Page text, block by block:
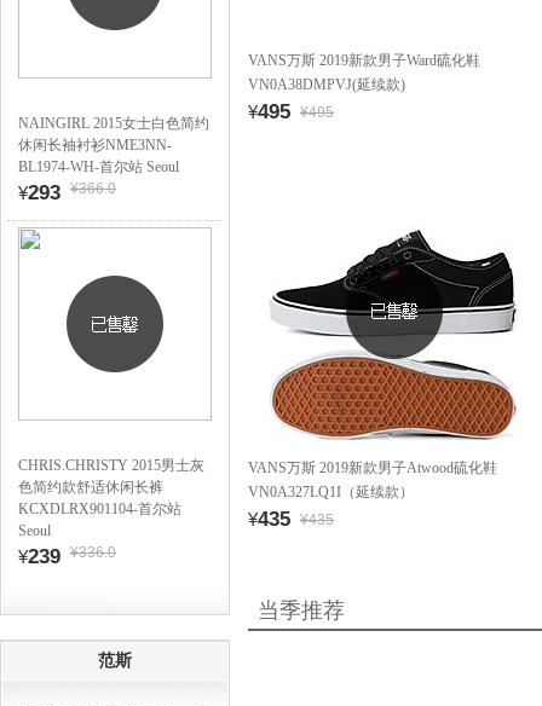
NAINGIRL 2015女士白色简约
休闲长袖衬衫NME3NN-
BL1974-WH-首尔站 Seoul
¥293 ¥366.0
CHRIS.CHRISTY 2015男士灰
色简约款舒适休闲长裤
KCXDLRX901104-首尔站
Seoul
¥239 ¥336.0
范斯
VANS万斯 2019新款男子Ward硫化鞋
VN0A38DMPVJ(延续款)
¥495 ¥495
VANS万斯 2019新款男子Atwood硫化鞋
VN0A327LQ1I（延续款）
¥435 ¥435
当季推荐